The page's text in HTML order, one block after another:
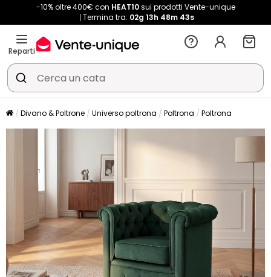
-10% oltre 400€ con HEAT10sui prodotti Vente-unique
Termina tra: 02g 13h 48m 43s
Reparti
Divano & Poltrone Universo poltrona Poltrona Poltrona